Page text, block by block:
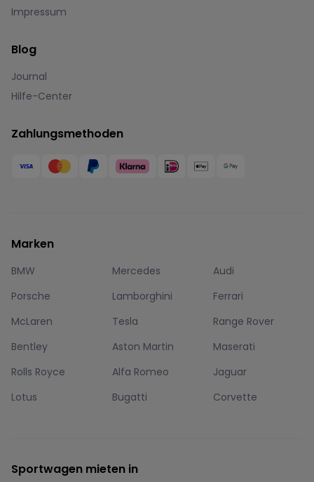
Impressum
Blog
Journal
Hilfe-Center
Zahlungsmethoden
Marken
BMW Mercedes
Audi
Porsche
Lamborghini
Ferrari
McLaren
Tesla
Range Rover
Bentley
Aston Martin
Maserati
Rolls Royce
Alfa Romeo
Jaguar
Lotus
Bugatti Corvette
Sportwagen mieten in